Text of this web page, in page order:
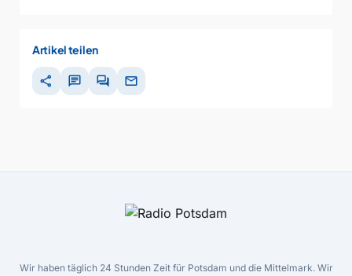
Artikel teilen
share chat forum mail
Wir haben täglich 24 Stunden Zeit für Potsdam und die Mittelmark. Wir